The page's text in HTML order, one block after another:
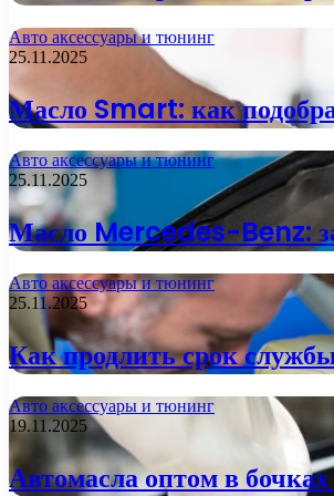
Авто аксессуары и тюнинг
25.11.2025
Масло Smart: как
Авто аксессуары и тюнинг
25.11.2025
Масло Mercedes-Benz:
Авто аксессуары и тюнинг
25.11.2025
Как продлить срок
Авто аксессуары и тюнинг
19.11.2025
Автомасла оптом в